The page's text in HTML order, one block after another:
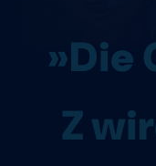
»Die
Z